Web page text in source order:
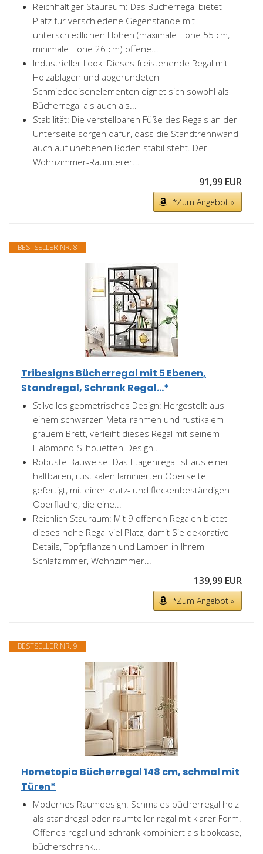
Reichhaltiger Stauraum: Das Bücherregal bietet
Platz für verschiedene Gegenstände mit
unterschiedlichen Höhen (maximale Höhe 55 cm,
minimale Höhe 26 cm) offene...
Industrieller Look: Dieses freistehende Regal mit
Holzablagen und abgerundeten
Schmiedeeisenelementen eignet sich sowohl als
Bücherregal als auch als...
Stabilität: Die verstellbaren Füße des Regals an der
Unterseite sorgen dafür, dass die Standtrennwand
auch auf unebenen Böden stabil steht. Der
Wohnzimmer-Raumteiler...
91,99 EUR
*Zum Angebot »
BESTSELLER NR. 8
Tribesigns Bücherregal mit 5 Ebenen,
Standregal, Schrank Regal...*
Stilvolles geometrisches Design: Hergestellt aus
einem schwarzen Metallrahmen und rustikalem
grauem Brett, verleiht dieses Regal mit seinem
Halbmond-Silhouetten-Design...
Robuste Bauweise: Das Etagenregal ist aus einer
haltbaren, rustikalen laminierten Oberseite
gefertigt, mit einer kratz- und fleckenbeständigen
Oberfläche, die eine...
Reichlich Stauraum: Mit 9 offenen Regalen bietet
dieses hohe Regal viel Platz, damit Sie dekorative
Details, Topfpflanzen und Lampen in Ihrem
Schlafzimmer, Wohnzimmer...
139,99 EUR
*Zum Angebot »
BESTSELLER NR. 9
Hometopia Bücherregal 148 cm, schmal mit
Türen*
Modernes Raumdesign: Schmales bücherregal holz
als standregal oder raumteiler regal mit klarer Form.
Offenes regal und schrank kombiniert als bookcase,
bücherschrank...